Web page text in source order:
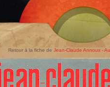
Retour à la fiche de Jean-Claude Annoux -